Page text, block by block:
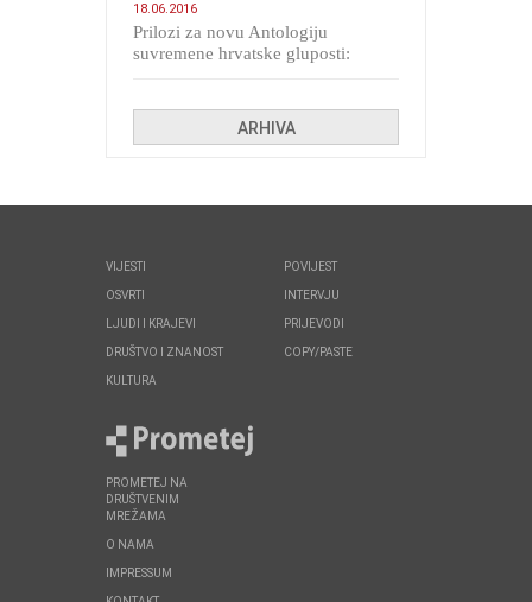
18.06.2016
Prilozi za novu Antologiju
suvremene hrvatske gluposti:
ARHIVA
VIJESTI
OSVRTI
LJUDI I KRAJEVI
DRUŠTVO I ZNANOST
KULTURA
POVIJEST
INTERVJU
PRIJEVODI
COPY/PASTE
PROMETEJ NA
DRUŠTVENIM
MREŽAMA
O NAMA
IMPRESSUM